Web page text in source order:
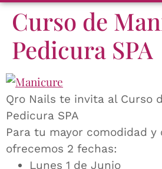
Curso de
Pedicura SPA
Qro Nails te invita al Curso
Pedicura SPA
Para tu mayor comodidad y
ofrecemos 2 fechas:
Lunes 1 de Junio